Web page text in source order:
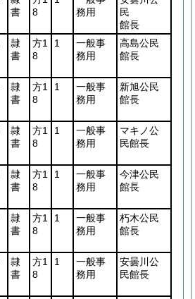
書
8
務用
民
館長
隷
書
方1
8
1
一般事
務用
高島公民
館長
隷
書
方1
8
1
一般事
務用
新旭公民
館長
隷
書
方1
8
1
一般事
務用
マキノ公
民館長
隷
書
方1
8
1
一般事
務用
今津公民
館長
隷
書
方1
8
1
一般事
務用
朽木公民
館長
隷
書
方1
8
1
一般事
務用
安曇川公
民館長